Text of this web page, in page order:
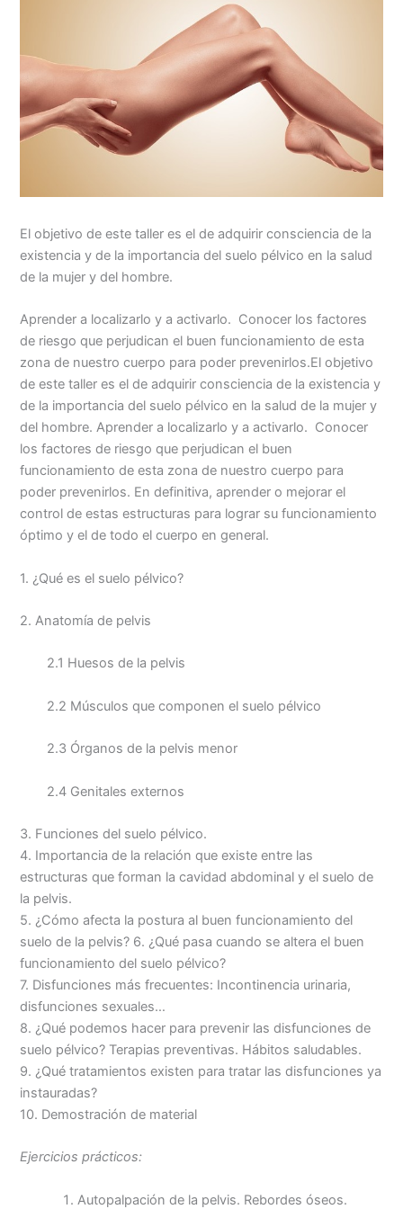
El objetivo de este taller es el de adquirir consciencia de la
existencia y de la importancia del suelo pélvico en la salud
de la mujer y del hombre.
Aprender a localizarlo y a activarlo. Conocer los factores
de riesgo que perjudican el buen funcionamiento de esta
zona de nuestro cuerpo para poder prevenirlos.El objetivo
de este taller es el de adquirir consciencia de la existencia y
de la importancia del suelo pélvico en la salud de la mujer y
del hombre. Aprender a localizarlo y a activarlo. Conocer
los factores de riesgo que perjudican el buen
funcionamiento de esta zona de nuestro cuerpo para
poder prevenirlos. En definitiva, aprender o mejorar el
control de estas estructuras para lograr su funcionamiento
óptimo y el de todo el cuerpo en general.
1. ¿Qué es el suelo pélvico?
2. Anatomía de pelvis
2.1 Huesos de la pelvis
2.2 Músculos que componen el suelo pélvico
2.3 Órganos de la pelvis menor
2.4 Genitales externos
3. Funciones del suelo pélvico.
4. Importancia de la relación que existe entre las
estructuras que forman la cavidad abdominal y el suelo de
la pelvis.
5. ¿Cómo afecta la postura al buen funcionamiento del
suelo de la pelvis? 6. ¿Qué pasa cuando se altera el buen
funcionamiento del suelo pélvico?
7. Disfunciones más frecuentes: Incontinencia urinaria,
disfunciones sexuales…
8. ¿Qué podemos hacer para prevenir las disfunciones de
suelo pélvico? Terapias preventivas. Hábitos saludables.
9. ¿Qué tratamientos existen para tratar las disfunciones ya
instauradas?
10. Demostración de material
Ejercicios prácticos:
Autopalpación de la pelvis. Rebordes óseos.